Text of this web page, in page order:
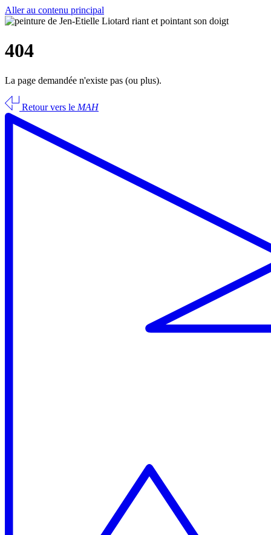
Aller au contenu principal
404
La page demandée n'existe pas (ou plus).
Retour vers le MAH